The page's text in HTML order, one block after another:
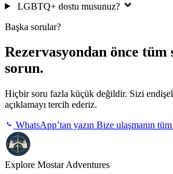
LGBTQ+ dostu musunuz?
Başka sorular?
Rezervasyondan önce tüm
sorun.
Hiçbir soru fazla küçük değildir. Sizi
açıklamayı tercih ederiz.
WhatsApp’tan yazın Bize ulaşmanın
Explore MostarAdventures